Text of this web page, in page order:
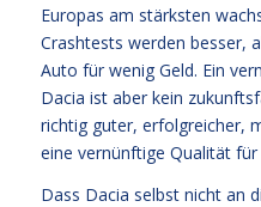
Europas am stärksten
Crashtests werden besser,
Auto für wenig Geld. Ein
Dacia ist aber kein
richtig guter, erfolgreicher,
eine vernünftige Qualität für
Dass Dacia selbst nicht an